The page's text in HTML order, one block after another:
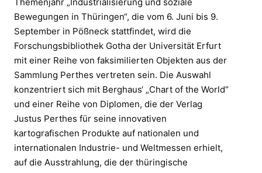
Bewegungen in Thüringen“, die vom 6. Juni bis 9.
September in Pößneck stattfindet, wird die
Forschungsbibliothek Gotha der Universität Erfurt
mit einer Reihe von faksimilierten Objekten aus der
Sammlung Perthes vertreten sein. Die Auswahl
konzentriert sich mit Berghaus‘ „Chart of the World“
und einer Reihe von Diplomen, die der Verlag
Justus Perthes für seine innovativen
kartografischen Produkte auf nationalen und
internationalen Industrie- und Weltmessen erhielt,
auf die Ausstrahlung, die der thüringische